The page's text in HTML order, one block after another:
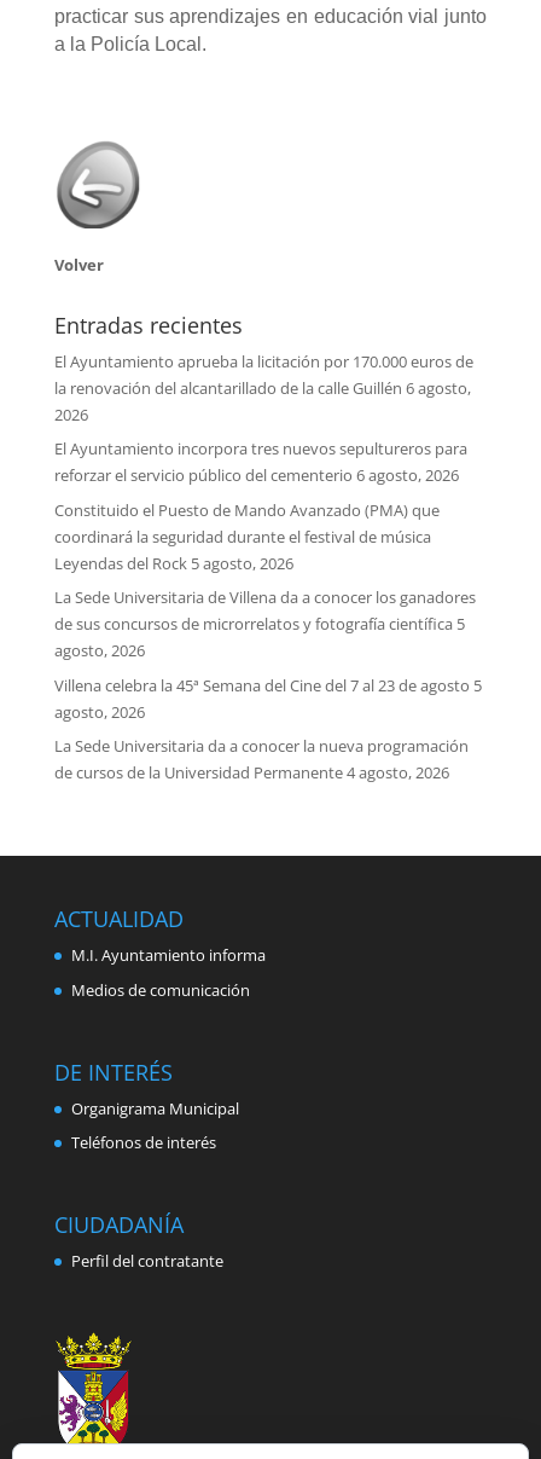
practicar sus aprendizajes en educación vial junto
a la Policía Local.
Volver
Entradas recientes
El Ayuntamiento aprueba la licitación por 170.000 euros de
la renovación del alcantarillado de la calle Guillén 6 agosto,
2026
El Ayuntamiento incorpora tres nuevos sepultureros para
reforzar el servicio público del cementerio 6 agosto, 2026
Constituido el Puesto de Mando Avanzado (PMA) que
coordinará la seguridad durante el festival de música
Leyendas del Rock 5 agosto, 2026
La Sede Universitaria de Villena da a conocer los ganadores
de sus concursos de microrrelatos y fotografía científica 5
agosto, 2026
Villena celebra la 45ª Semana del Cine del 7 al 23 de agosto 5
agosto, 2026
La Sede Universitaria da a conocer la nueva programación
de cursos de la Universidad Permanente4 agosto, 2026
ACTUALIDAD
M.I. Ayuntamiento informa
Medios de comunicación
DE INTERÉS
Organigrama Municipal
Teléfonos de interés
CIUDADANÍA
Perfil del contratante